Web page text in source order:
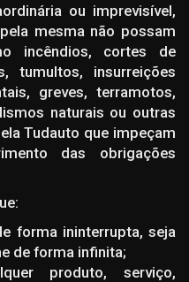
ou imprevisível,
mesma não possam
incêndios, cortes de
tumultos, insurreições
greves, terramotos,
naturais ou outras
Tudauto que impeçam
das obrigações
forma ininterrupta, seja
de forma infinita;
produto, serviço,